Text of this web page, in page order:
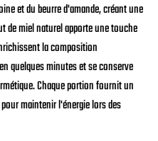
et du beurre d'amande, créant une
de miel naturel apporte une touche
la composition
quelques minutes et se conserve
Chaque portion fournit un
maintenir l'énergie lors des